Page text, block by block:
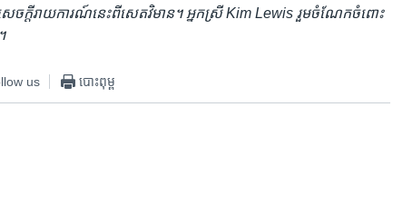
ចក្ដី​រាយការណ៍​នេះ​ពី​សេតវិមាន។ អ្នកស្រី Kim Lewis រួម​ចំណែក​ចំពោះ​
us បោះពុម្ព